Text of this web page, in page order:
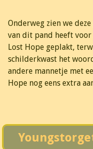
Onderweg zien we
van dit pand heeft
Lost Hope geplakt,
schilderkwast het
andere mannetje met
Hope nog eens extra